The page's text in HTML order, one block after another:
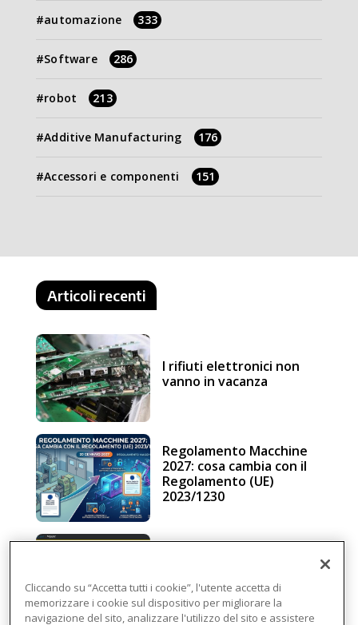
automazione 333
Software 286
robot 213
Additive Manufacturing 176
Accessori e componenti 151
Articoli recenti
I rifiuti elettronici non
vanno in vacanza
Regolamento Macchine
2027: cosa cambia con il
Regolamento (UE)
2023/1230
intelligenza in cloud
Cliccando su “Accetta tutti i cookie”, l'utente accetta di
memorizzare i cookie sul dispositivo per migliorare la
navigazione del sito, analizzare l'utilizzo del sito e assistere